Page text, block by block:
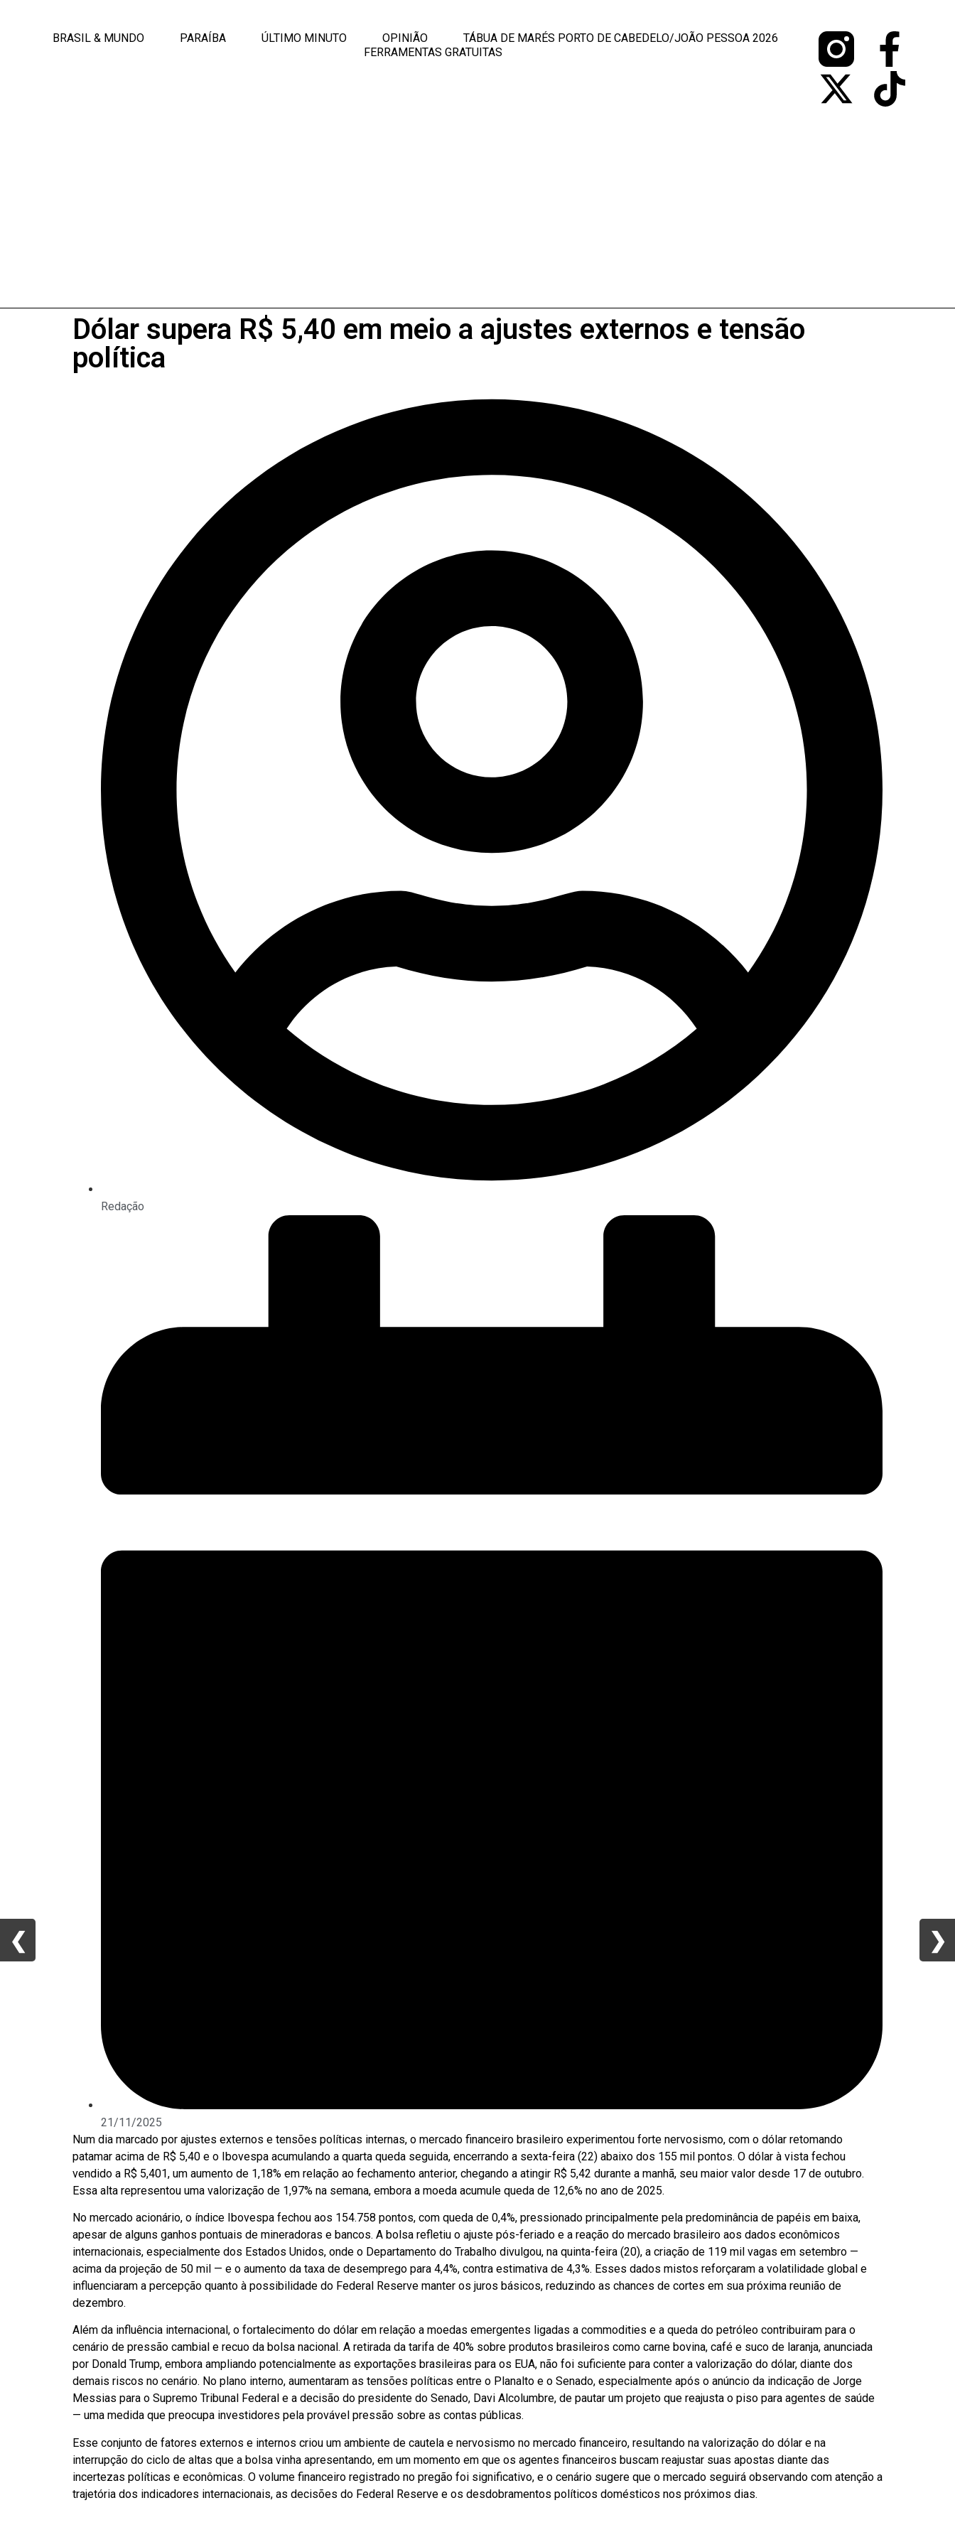
BRASIL & MUNDO PARAÍBA ÚLTIMO MINUTO OPINIÃO
TÁBUA DE MARÉS PORTO DE CABEDELO/JOÃO PESSOA 2026
FERRAMENTAS GRATUITAS
Dólar supera R$ 5,40 em meio a ajustes externos e tensão
política
Redação
21/11/2025
Num dia marcado por ajustes externos e tensões políticas internas, o mercado financeiro brasileiro experimentou forte nervosismo, com o dólar retomando
patamar acima de R$ 5,40 e o Ibovespa acumulando a quarta queda seguida, encerrando a sexta-feira (22) abaixo dos 155 mil pontos. O dólar à vista fechou
vendido a R$ 5,401, um aumento de 1,18% em relação ao fechamento anterior, chegando a atingir R$ 5,42 durante a manhã, seu maior valor desde 17 de outubro.
Essa alta representou uma valorização de 1,97% na semana, embora a moeda acumule queda de 12,6% no ano de 2025.
No mercado acionário, o índice Ibovespa fechou aos 154.758 pontos, com queda de 0,4%, pressionado principalmente pela predominância de papéis em baixa,
apesar de alguns ganhos pontuais de mineradoras e bancos. A bolsa refletiu o ajuste pós-feriado e a reação do mercado brasileiro aos dados econômicos
internacionais, especialmente dos Estados Unidos, onde o Departamento do Trabalho divulgou, na quinta-feira (20), a criação de 119 mil vagas em setembro —
acima da projeção de 50 mil — e o aumento da taxa de desemprego para 4,4%, contra estimativa de 4,3%. Esses dados mistos reforçaram a volatilidade global e
influenciaram a percepção quanto à possibilidade do Federal Reserve manter os juros básicos, reduzindo as chances de cortes em sua próxima reunião de
dezembro.
Além da influência internacional, o fortalecimento do dólar em relação a moedas emergentes ligadas a commodities e a queda do petróleo contribuiram para o
cenário de pressão cambial e recuo da bolsa nacional. A retirada da tarifa de 40% sobre produtos brasileiros como carne bovina, café e suco de laranja, anunciada
por Donald Trump, embora ampliando potencialmente as exportações brasileiras para os EUA, não foi suficiente para conter a valorização do dólar, diante dos
demais riscos no cenário. No plano interno, aumentaram as tensões políticas entre o Planalto e o Senado, especialmente após o anúncio da indicação de Jorge
Messias para o Supremo Tribunal Federal e a decisão do presidente do Senado, Davi Alcolumbre, de pautar um projeto que reajusta o piso para agentes de saúde
— uma medida que preocupa investidores pela provável pressão sobre as contas públicas.
Esse conjunto de fatores externos e internos criou um ambiente de cautela e nervosismo no mercado financeiro, resultando na valorização do dólar e na
interrupção do ciclo de altas que a bolsa vinha apresentando, em um momento em que os agentes financeiros buscam reajustar suas apostas diante das
incertezas políticas e econômicas. O volume financeiro registrado no pregão foi significativo, e o cenário sugere que o mercado seguirá observando com atenção a
trajetória dos indicadores internacionais, as decisões do Federal Reserve e os desdobramentos políticos domésticos nos próximos dias.
❮ ❯
❮ ❯